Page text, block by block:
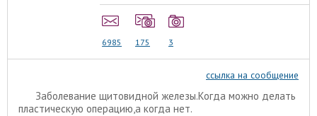
6985 175 3
ссылка на сообщение
Заболевание щитовидной железы.Когда можно делать
пластическую операцию,а когда нет.